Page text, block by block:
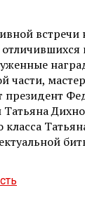
встречи
части,
президент